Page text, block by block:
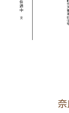
奈